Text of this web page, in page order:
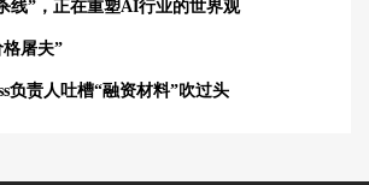
线”，正在重塑AI行业的世界观
屠夫”
负责人吐槽“融资材料”吹过头